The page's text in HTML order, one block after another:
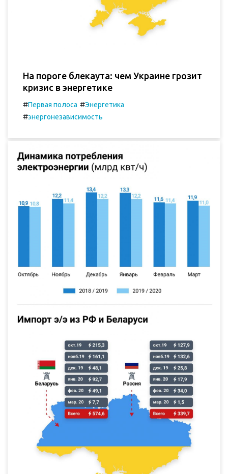
На пороге блекаута: чем Украине грозит
кризис в энергетике
#Первая полоса #Энергетика
#энергонезависимость